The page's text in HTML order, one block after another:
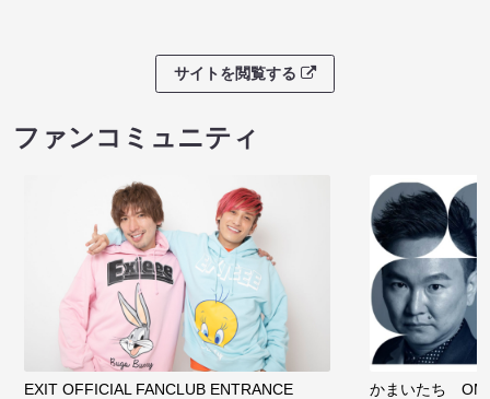
サイトを閲覧する
ファンコミュニティ
EXIT OFFICIAL FANCLUB ENTRANCE かまいたち